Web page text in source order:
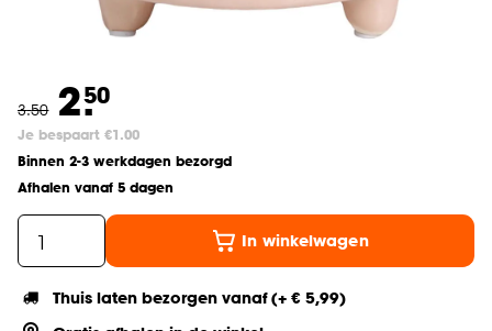
3.50 2.50
Je bespaart €1.00
Binnen 2-3 werkdagen bezorgd
Afhalen vanaf 5 dagen
In winkelwagen
Thuis laten bezorgen vanaf (+ € 5,99)